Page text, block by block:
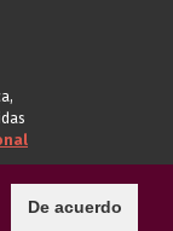
De acuerdo